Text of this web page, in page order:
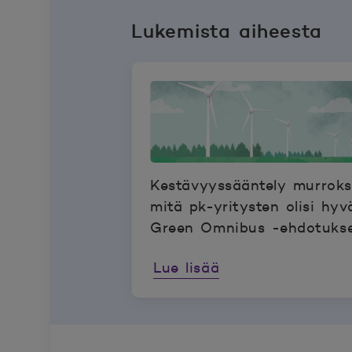
Lukemista aiheesta
Kestävyyssääntely
mitä pk-yritysten olisi
Green Omnibus -
Lue lisää